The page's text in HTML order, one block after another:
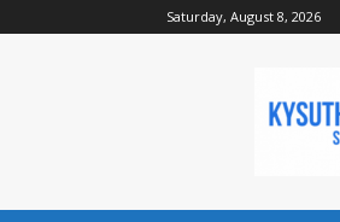
Saturday, August 8, 2026